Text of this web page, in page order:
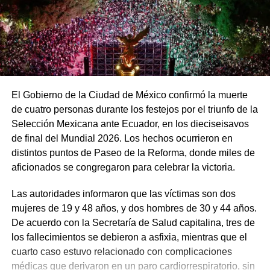
El Gobierno de la Ciudad de México confirmó la muerte
de cuatro personas durante los festejos por el triunfo de la
Selección Mexicana ante Ecuador, en los dieciseisavos
de final del Mundial 2026. Los hechos ocurrieron en
distintos puntos de Paseo de la Reforma, donde miles de
aficionados se congregaron para celebrar la victoria.
Las autoridades informaron que las víctimas son dos
mujeres de 19 y 48 años, y dos hombres de 30 y 44 años.
De acuerdo con la Secretaría de Salud capitalina, tres de
los fallecimientos se debieron a asfixia, mientras que el
cuarto caso estuvo relacionado con complicaciones
médicas que derivaron en un paro cardiorrespiratorio, sin